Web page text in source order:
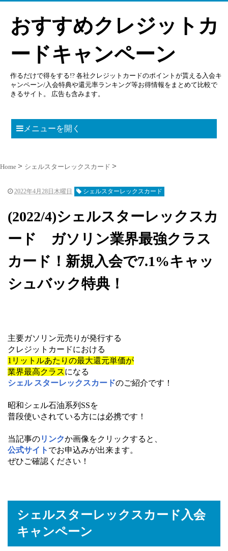
おすすめクレジットカ
ードキャンペーン
作るだけで得をする!? 各社クレジットカードのポイントが貰える入会キ
ャンペーン/入会特典や還元率ランキング等お得情報をまとめて比較で
きるサイト。 広告も含みます。
メニューを開く
Home シェルスターレックスカード
2022年4月28日木曜日 シェルスターレックスカード
(2022/4)シェルスターレックスカ
ード ガソリン業界最強クラス
カード！新規入会で7.1%キャッ
シュバック特典！
主要ガソリン元売りが発行する
クレジットカードにおける
1リットルあたりの最大還元単価が
業界最高クラスになる
シェル スターレックスカードのご紹介です！
昭和シェル石油系列SSを
普段使いされている方には必携です！
当記事のリンクか画像をクリックすると、
公式サイト でお申込みが出来ます。
ぜひご確認ください！
シェルスターレックスカード入会
キャンペーン